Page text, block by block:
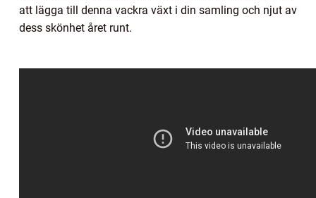
att lägga till denna vackra växt i din samling och njut av
dess skönhet året runt.